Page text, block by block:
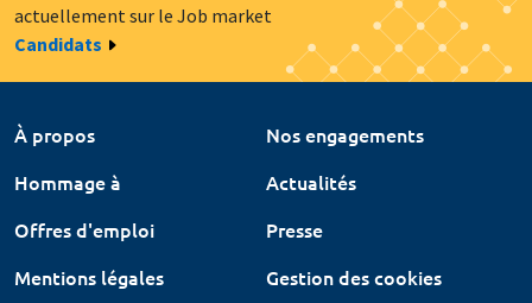
actuellement sur le Job market
Candidats
À propos
Nos engagements
Hommage à
Actualités
Offres d'emploi
Presse
Mentions légales
Gestion des cookies